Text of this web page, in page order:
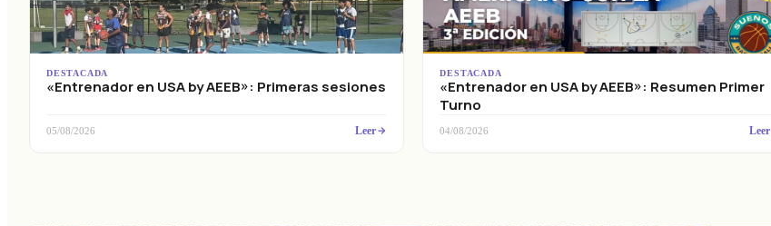
DESTACADA
«Entrenador en USA by AEEB»: Primeras sesiones
05/08/2026 Leer
DESTACADA
«Entrenador en USA by AEEB»: Resumen Primer
Turno
04/08/2026 Leer